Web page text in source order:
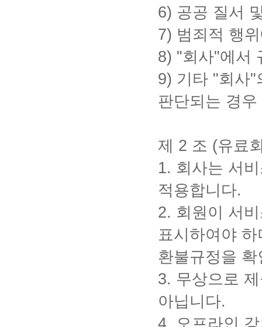
6) 공공 질서
7) 범죄적 행
8) "회사"에서
9) 기타 "회사"
판단되는 경우
제 2 조 (유료
1. 회사는 서
적용합니다.
2. 회원이 서
표시하여야 하
환불규정을
3. 무상으로
아닙니다.
4. 오프라인